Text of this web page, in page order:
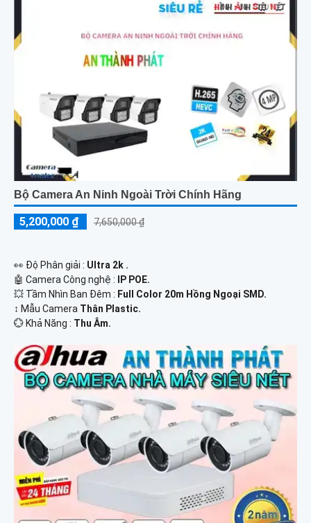
Bộ Camera An Ninh Ngoài Trời Chính Hãng
5,200,000 ₫ 7,650,000 ₫
️👀 Độ Phân giải : Ultra 2k .
🤖️ Camera Công nghệ :
IP POE.
💥 Tầm Nhìn Ban Đêm : Full Color 20m Hồng Ngoại SMD.
↕️ Mẫu Camera Thân Plastic.
️💮 Khả Năng : Thu Âm.